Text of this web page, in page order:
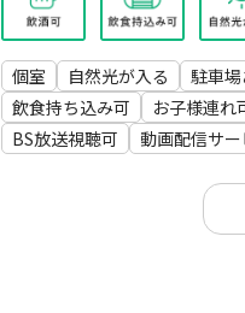
◆ その他
会議、セミナー、レッスン
🎉パーティで使用するお客様
ご持参していただいたもの
個室 自然光が入る 駐車場
飲食持ち込み可
お子様連れ
BS放送視聴可
動画配信サ